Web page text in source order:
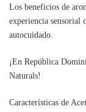
Los beneficios de
experiencia sensorial
autocuidado.
¡En República
Naturals!
Características de